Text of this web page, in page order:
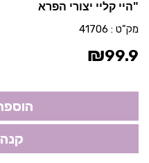
"היי קליי יצורי הפרא
מק"ט : 41706
₪99.9